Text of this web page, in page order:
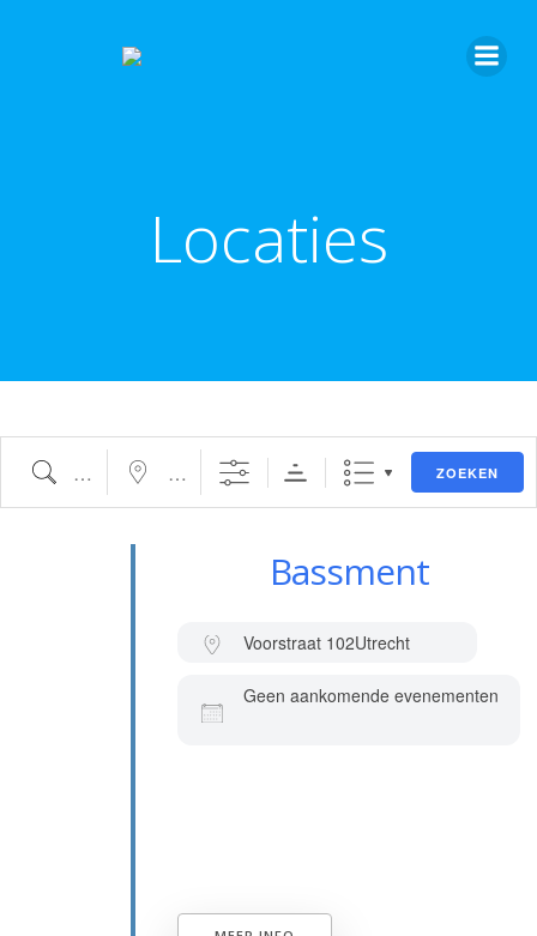
Locaties
ZOEKEN
Bassment
Voorstraat 102Utrecht
Geen aankomende evenementen